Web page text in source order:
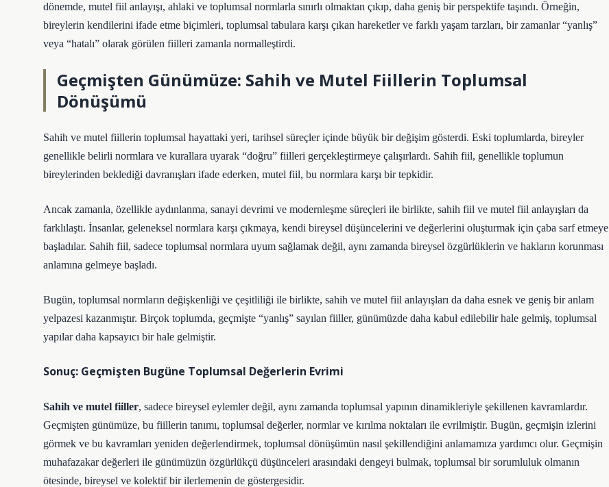
dönemde, mutel fiil anlayışı, ahlaki ve toplumsal normlarla sınırlı olmaktan çıkıp, daha geniş bir perspektife taşındı. Örneğin,
bireylerin kendilerini ifade etme biçimleri, toplumsal tabulara karşı çıkan hareketler ve farklı yaşam tarzları, bir zamanlar “yanlış”
veya “hatalı” olarak görülen fiilleri zamanla normalleştirdi.
Geçmişten Günümüze: Sahih ve Mutel Fiillerin Toplumsal
Dönüşümü
Sahih ve mutel fiillerin toplumsal hayattaki yeri, tarihsel süreçler içinde büyük bir değişim gösterdi. Eski toplumlarda, bireyler
genellikle belirli normlara ve kurallara uyarak “doğru” fiilleri gerçekleştirmeye çalışırlardı. Sahih fiil, genellikle toplumun
bireylerinden beklediği davranışları ifade ederken, mutel fiil, bu normlara karşı bir tepkidir.
Ancak zamanla, özellikle aydınlanma, sanayi devrimi ve modernleşme süreçleri ile birlikte, sahih fiil ve mutel fiil anlayışları da
farklılaştı. İnsanlar, geleneksel normlara karşı çıkmaya, kendi bireysel düşüncelerini ve değerlerini oluşturmak için çaba sarf etmeye
başladılar. Sahih fiil, sadece toplumsal normlara uyum sağlamak değil, aynı zamanda bireysel özgürlüklerin ve hakların korunması
anlamına gelmeye başladı.
Bugün, toplumsal normların değişkenliği ve çeşitliliği ile birlikte, sahih ve mutel fiil anlayışları da daha esnek ve geniş bir anlam
yelpazesi kazanmıştır. Birçok toplumda, geçmişte “yanlış” sayılan fiiller, günümüzde daha kabul edilebilir hale gelmiş, toplumsal
yapılar daha kapsayıcı bir hale gelmiştir.
Sonuç: Geçmişten Bugüne Toplumsal Değerlerin Evrimi
Sahih ve mutel fiiller, sadece bireysel eylemler değil, aynı zamanda toplumsal yapının dinamikleriyle şekillenen kavramlardır.
Geçmişten günümüze, bu fiillerin tanımı, toplumsal değerler, normlar ve kırılma noktaları ile evrilmiştir. Bugün, geçmişin izlerini
görmek ve bu kavramları yeniden değerlendirmek, toplumsal dönüşümün nasıl şekillendiğini anlamamıza yardımcı olur. Geçmişin
muhafazakar değerleri ile günümüzün özgürlükçü düşünceleri arasındaki dengeyi bulmak, toplumsal bir sorumluluk olmanın
ötesinde, bireysel ve kolektif bir ilerlemenin de göstergesidir.